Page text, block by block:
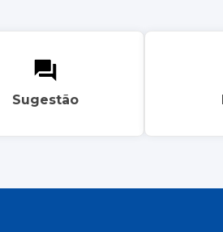
Sugestão